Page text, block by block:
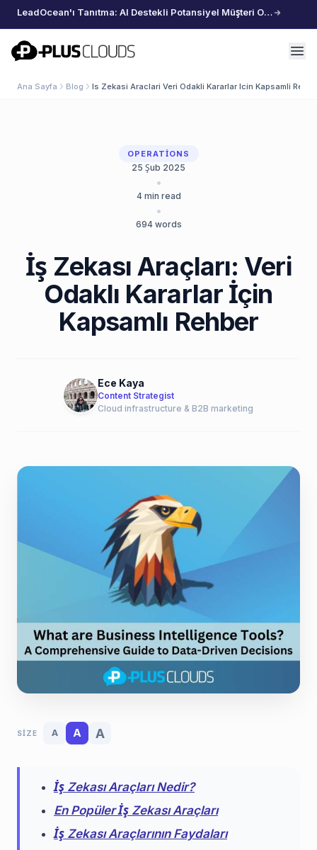
LeadOcean'ı Tanıtma: AI Destekli Potansiyel Müşteri Oluşturma, Özenle Seçilmiş Veriler, Zahmetsiz Büyüme
PlusClouds
Ana Sayfa Blog Is Zekasi Araclari Veri Odakli Kararlar Icin Kapsamli
OPERATIONS
25 Şub 2025
•
4min read
•
694words
İş Zekası Araçları: Veri
Odaklı Kararlar İçin
Kapsamlı Rehber
Ece Kaya
Content Strategist
Cloud infrastructure & B2B marketing
SIZE A A A
İş Zekası Araçları Nedir?
En Popüler İş Zekası Araçları
İş Zekası Araçlarının Faydaları